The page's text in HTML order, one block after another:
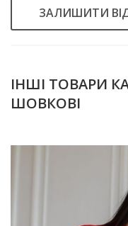
ЗАЛИШИТИ
ІНШІ ТОВАРИ
ШОВКОВІ